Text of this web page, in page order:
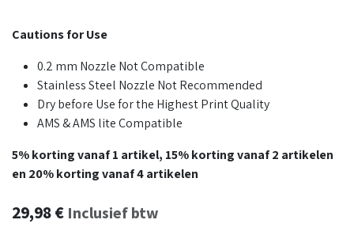
Cautions for Use
0.2 mm Nozzle Not Compatible
Stainless Steel Nozzle Not Recommended
Dry before Use for the Highest Print Quality
AMS & AMS lite Compatible
5% korting vanaf 1 artikel, 15% korting vanaf 2 artikelen
en 20% korting vanaf 4 artikelen
29,98€ Inclusief btw